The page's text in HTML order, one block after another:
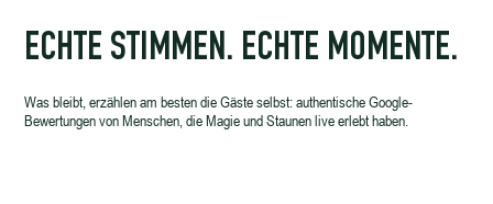
ECHTE STIMMEN. ECHTE MOMENTE.
Was bleibt, erzählen am besten die Gäste selbst: authentische Google-
Bewertungen von Menschen, die Magie und Staunen live erlebt haben.